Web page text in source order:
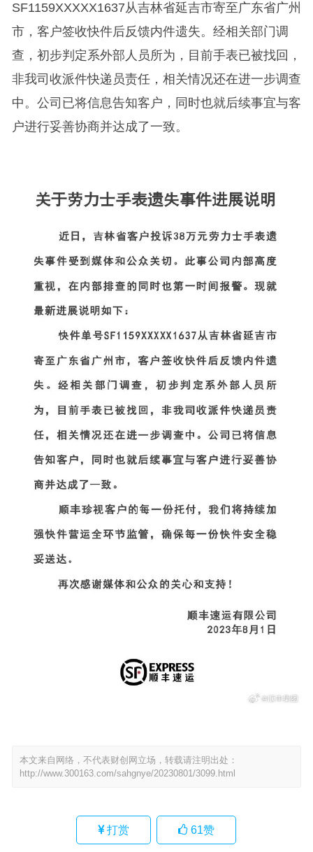
SF1159XXXXX1637从吉林省延吉市寄至广东省广州
市，客户签收快件后反馈内件遗失。经相关部门调
查，初步判定系外部人员所为，目前手表已被找回，
非我司收派件快递员责任，相关情况还在进一步调查
中。公司已将信息告知客户，同时也就后续事宜与客
户进行妥善协商并达成了一致。
本文来自网络，不代表财创网立场，转载请注明出处：
http://www.300163.com/sahgnye/20230801/3099.html
打赏 61赞